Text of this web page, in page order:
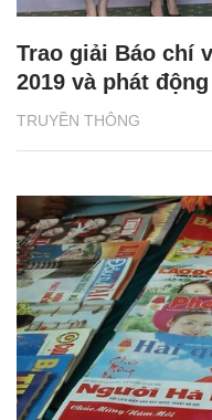
TRUYỀN THÔNG
Trao giải Báo chí
2019 và phát